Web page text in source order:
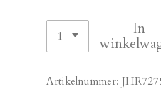
In
Artikelnummer: